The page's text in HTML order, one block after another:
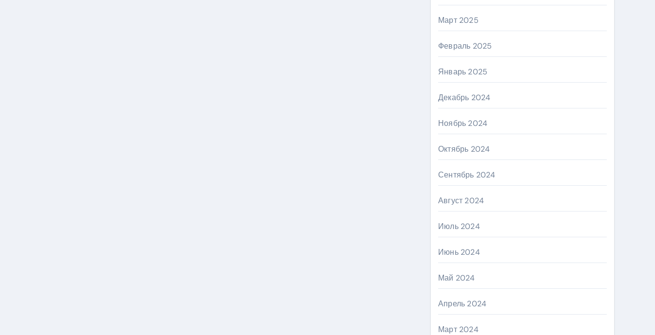
Март 2025
Февраль 2025
Январь 2025
Декабрь 2024
Ноябрь 2024
Октябрь 2024
Сентябрь 2024
Август 2024
Июль 2024
Июнь 2024
Май 2024
Апрель 2024
Март 2024